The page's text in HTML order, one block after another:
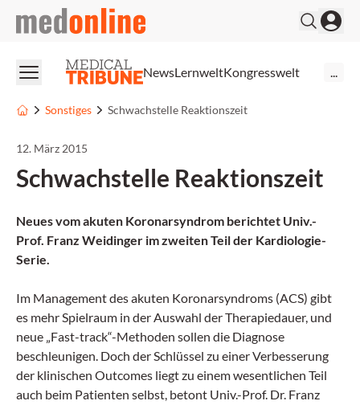
medonline
NewsLernweltKongresswelt
Sonstiges Schwachstelle Reaktionszeit
12. März 2015
Schwachstelle Reaktionszeit
Neues vom akuten Koronarsyndrom berichtet Univ.-
Prof. Franz Weidinger im zweiten Teil der Kardiologie-
Serie.
Im Management des akuten Koronarsyndroms (ACS) gibt
es mehr Spielraum in der Auswahl der Therapiedauer, und
neue „Fast-track“-Methoden sollen die Diagnose
beschleunigen. Doch der Schlüssel zu einer Verbesserung
der klinischen Outcomes liegt zu einem wesentlichen Teil
auch beim Patienten selbst, betont Univ.-Prof. Dr. Franz